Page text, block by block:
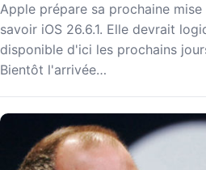
Apple prépare sa prochaine
savoir iOS 26.6.1. Elle devrait
disponible d'ici les prochains
Bientôt l'arrivée…